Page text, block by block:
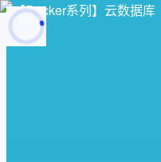
页面加载中